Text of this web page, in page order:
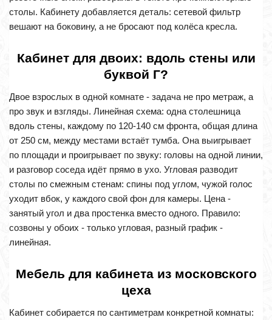
столы. Кабинету добавляется деталь: сетевой фильтр
вешают на боковину, а не бросают под колёса кресла.
Кабинет для двоих: вдоль стены или
буквой Г?
Двое взрослых в одной комнате - задача не про метраж, а
про звук и взгляды. Линейная схема: одна столешница
вдоль стены, каждому по 120-140 см фронта, общая длина
от 250 см, между местами встаёт тумба. Она выигрывает
по площади и проигрывает по звуку: головы на одной линии,
и разговор соседа идёт прямо в ухо. Угловая разводит
столы по смежным стенам: спины под углом, чужой голос
уходит вбок, у каждого свой фон для камеры. Цена -
занятый угол и два простенка вместо одного. Правило:
созвоны у обоих - только угловая, разный график -
линейная.
Мебель для кабинета из московского
цеха
Кабинет собирается по сантиметрам конкретной комнаты: